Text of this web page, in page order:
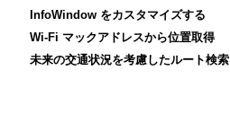
InfoWindow をカスタマイズする
Wi-Fi マックアドレスから位置取得
未来の交通状況を考慮したルート検索